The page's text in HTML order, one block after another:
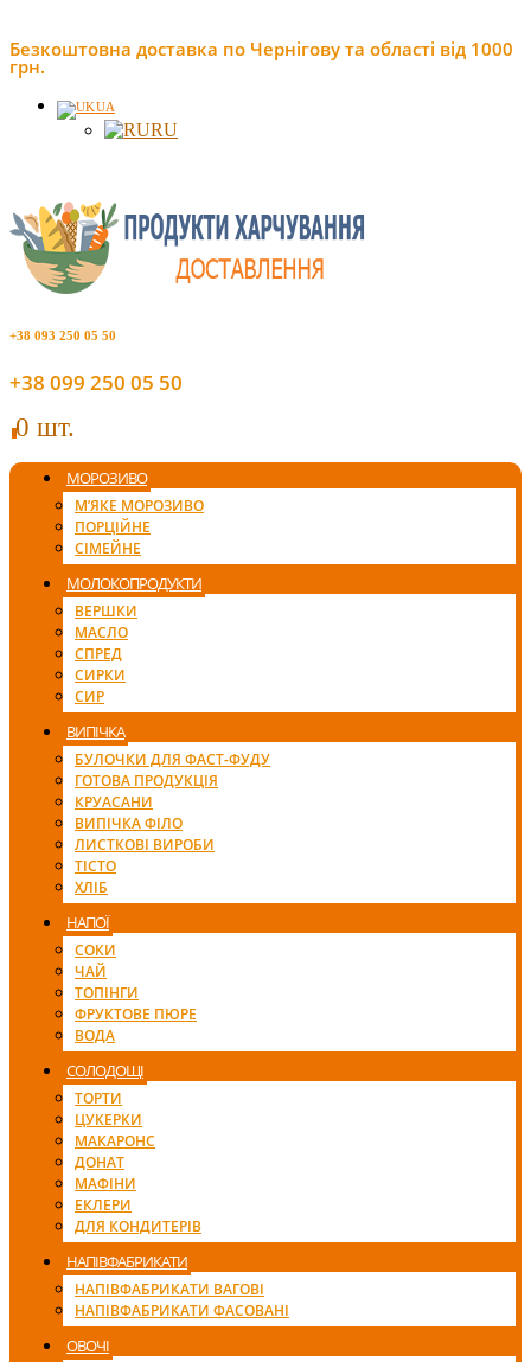
Безкоштовна доставка по Чернігову та області від 1000
грн.
UA
RU
+38 093 250 05 50
+38 099 250 05 50
00 шт.
МОРОЗИВО
М’ЯКЕ МОРОЗИВО
ПОРЦІЙНЕ
СІМЕЙНЕ
МОЛОКОПРОДУКТИ
ВЕРШКИ
МАСЛО
СПРЕД
СИРКИ
СИР
ВИПІЧКА
БУЛОЧКИ ДЛЯ ФАСТ-ФУДУ
ГОТОВА ПРОДУКЦІЯ
КРУАСАНИ
ВИПІЧКА ФІЛО
ЛИСТКОВІ ВИРОБИ
ТІСТО
ХЛІБ
НАПОЇ
СОКИ
ЧАЙ
ТОПІНГИ
ФРУКТОВЕ ПЮРЕ
ВОДА
СОЛОДОЩІ
ТОРТИ
ЦУКЕРКИ
МАКАРОНС
ДОНАТ
МАФІНИ
ЕКЛЕРИ
ДЛЯ КОНДИТЕРІВ
НАПІВФАБРИКАТИ
НАПІВФАБРИКАТИ ВАГОВІ
НАПІВФАБРИКАТИ ФАСОВАНІ
ОВОЧІ